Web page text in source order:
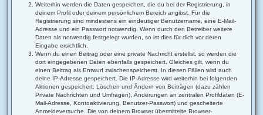
Weiterhin werden die Daten gespeichert, die du bei der Registrierung, in
deinem Profil oder deinem persönlichem Bereich angibst. Für die
Registrierung sind mindestens ein eindeutiger Benutzername, eine E-Mail-
Adresse und ein Passwort notwendig. Wenn durch den Betreiber weitere
Daten als notwendig festgelegt wurden, so ist dies für dich vor deren
Eingabe ersichtlich.
Wenn du einen Beitrag oder eine private Nachricht erstellst, so werden die
dort eingegebenen Daten ebenfalls gespeichert. Gleiches gilt, wenn du
einen Beitrag als Entwurf zwischenspeicherst. In diesen Fällen wird auch
deine IP-Adresse gespeichert. Die IP-Adresse wird weiterhin bei folgenden
Aktionen gespeichert: Löschen und Ändern von Beiträgen (dazu zählen
Private Nachrichten und Umfragen), Änderungen an zentralen Profildaten (E-
Mail-Adresse, Kontoaktivierung, Benutzer-Passwort) und gescheiterte
Anmeldeversuche. Die von deinem Browser übermittelte Browser-